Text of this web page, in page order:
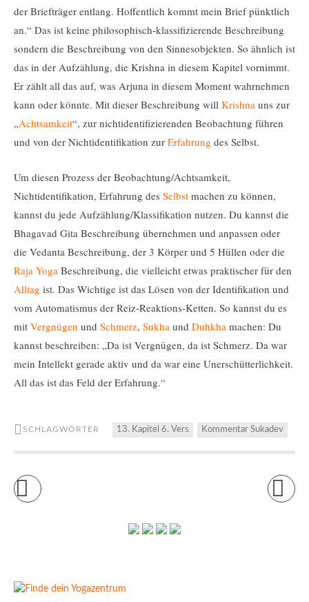
der Briefträger entlang. Hoffentlich kommt mein Brief pünktlich
an.“ Das ist keine philosophisch-klassifizierende Beschreibung
sondern die Beschreibung von den Sinnesobjekten. So ähnlich ist
das in der Aufzählung, die Krishna in diesem Kapitel vornimmt.
Er zählt all das auf, was Arjuna in diesem Moment wahrnehmen
kann oder könnte. Mit dieser Beschreibung will Krishna uns zur
„Achtsamkeit“, zur nichtidentifizierenden Beobachtung führen
und von der Nichtidentifikation zur Erfahrung des Selbst.
Um diesen Prozess der Beobachtung/Achtsamkeit,
Nichtidentifikation, Erfahrung des Selbst machen zu können,
kannst du jede Aufzählung/Klassifikation nutzen. Du kannst die
Bhagavad Gita Beschreibung übernehmen und anpassen oder
die Vedanta Beschreibung, der 3 Körper und 5 Hüllen oder die
Raja Yoga Beschreibung, die vielleicht etwas praktischer für den
Alltag ist. Das Wichtige ist das Lösen von der Identifikation und
vom Automatismus der Reiz-Reaktions-Ketten. So kannst du es
mit Vergnügen und Schmerz, Sukha und Duhkha machen: Du
kannst beschreiben: „Da ist Vergnügen, da ist Schmerz. Da war
mein Intellekt gerade aktiv und da war eine Unerschütterlichkeit.
All das ist das Feld der Erfahrung.“
SCHLAGWÖRTER 13. Kapitel 6. Vers Kommentar Sukadev